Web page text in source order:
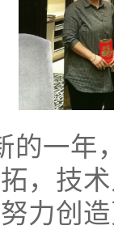
一年
，技
力创